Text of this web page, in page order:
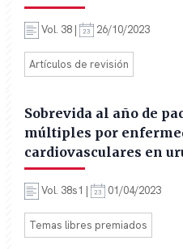
Vol. 38 | 26/10/2023
Artículos de revisión
Sobrevida al año de
múltiples por
cardiovasculares en
Vol. 38s1 | 01/04/2023
Temas libres premiados